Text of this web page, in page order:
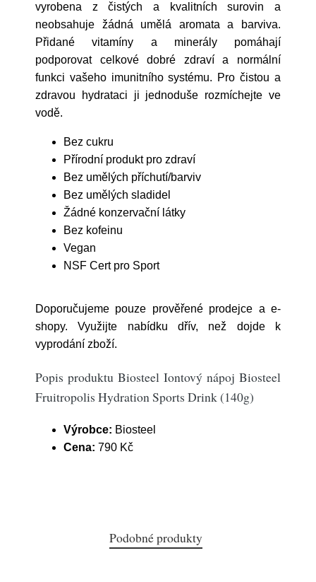
vyrobena z čistých a kvalitních surovin a
neobsahuje žádná umělá aromata a barviva.
Přidané vitamíny a minerály pomáhají
podporovat celkové dobré zdraví a normální
funkci vašeho imunitního systému. Pro čistou a
zdravou hydrataci ji jednoduše rozmíchejte ve
vodě.
Bez cukru
Přírodní produkt pro zdraví
Bez umělých příchutí/barviv
Bez umělých sladidel
Žádné konzervační látky
Bez kofeinu
Vegan
NSF Cert pro Sport
Doporučujeme pouze prověřené prodejce a e-
shopy. Využijte nabídku dřív, než dojde k
vyprodání zboží.
Popis produktu Biosteel Iontový nápoj Biosteel
Fruitropolis Hydration Sports Drink (140g)
Výrobce: Biosteel
Cena: 790 Kč
Podobné produkty